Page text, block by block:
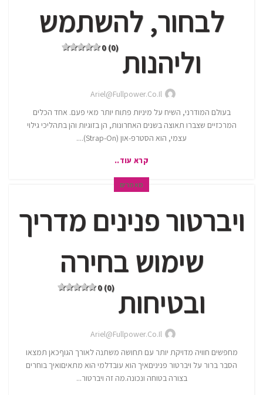
לבחור, להשתמש
וליהנות 0 (0)
Ariel@fullpower.co.il
בעולם המודרני, השיח על מיניות פתוח יותר מאי פעם. אחד הכלים
המרכזיים שצברו תאוצה בשנים האחרונות, הן בזוגיות והן בתהליכי גילוי
עצמי, הוא הסטרפ-און (Strap-On)....
קרא עוד..
מאמרים
ויברטור פנינים מדריך
שימוש בחירה
ובטיחות 0 (0)
Ariel@fullpower.co.il
מחפשים חוויה מדויקת יותר עם תחושה משתנה לאורך הגוףכאן תמצאו
הסבר ברור על ויברטור פניניםאיך הוא עובדלמי הוא מתאיםואיך בוחרים
בצורה בטוחה ונכונה.מה זה ויברטור...